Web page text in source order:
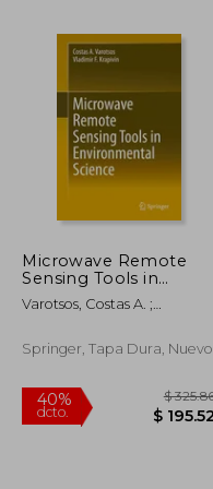
$ 168.52 dcto.
Microwave Remote
Sensing Tools in
Environmental
Science (en Inglés)
Varotsos, Costas A. ;
Springer, Tapa Dura, Nuevo